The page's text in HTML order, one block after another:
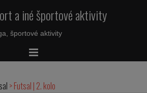
a iné športové aktivity
športové aktivity
>Futsal | 2. kolo